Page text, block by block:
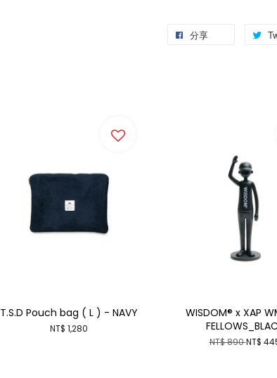
分享
T.S.D Pouch bag ( L ) - NAVY
NT$ 1,280
WISDOM® x XAP
NT$ 890NT$